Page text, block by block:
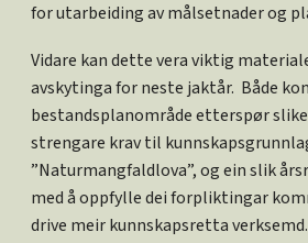
for utarbeiding av målsetnader og
Vidare kan dette vera viktig
avskytinga for neste jaktår. Både
bestandsplanområde etterspør
strengare krav til
”Naturmangfaldlova”, og ein slik
med å oppfylle dei forpliktingar
drive meir kunnskapsretta verksemd.